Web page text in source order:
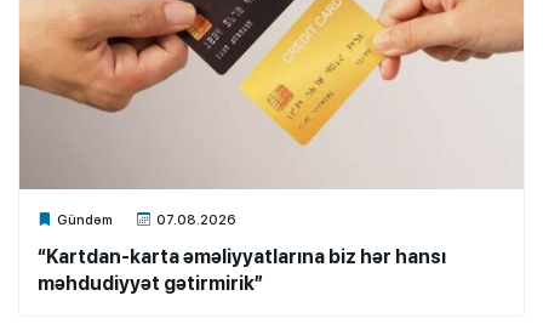
Gündəm 07.08.2026
Xalq.Online
“Kartdan-karta əməliyyatlarına biz hər hansı
məhdudiyyət gətirmirik”